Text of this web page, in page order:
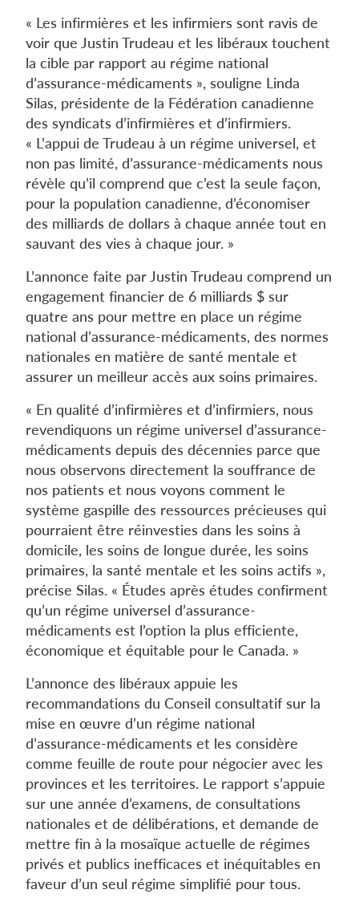
« Les infirmières et les infirmiers sont ravis de
voir que Justin Trudeau et les libéraux touchent
la cible par rapport au régime national
d’assurance-médicaments », souligne Linda
Silas, présidente de la Fédération canadienne
des syndicats d’infirmières et d’infirmiers.
« L’appui de Trudeau à un régime universel, et
non pas limité, d’assurance-médicaments nous
révèle qu’il comprend que c’est la seule façon,
pour la population canadienne, d’économiser
des milliards de dollars à chaque année tout en
sauvant des vies à chaque jour. »
L’annonce faite par Justin Trudeau comprend un
engagement financier de 6 milliards $ sur
quatre ans pour mettre en place un régime
national d’assurance-médicaments, des normes
nationales en matière de santé mentale et
assurer un meilleur accès aux soins primaires.
« En qualité d’infirmières et d’infirmiers, nous
revendiquons un régime universel d’assurance-
médicaments depuis des décennies parce que
nous observons directement la souffrance de
nos patients et nous voyons comment le
système gaspille des ressources précieuses qui
pourraient être réinvesties dans les soins à
domicile, les soins de longue durée, les soins
primaires, la santé mentale et les soins actifs »,
précise Silas. « Études après études confirment
qu’un régime universel d’assurance-
médicaments est l’option la plus efficiente,
économique et équitable pour le Canada. »
L’annonce des libéraux appuie les
recommandations du Conseil consultatif sur la
mise en œuvre d’un régime national
d’assurance-médicaments et les considère
comme feuille de route pour négocier avec les
provinces et les territoires. Le rapport s’appuie
sur une année d’examens, de consultations
nationales et de délibérations, et demande de
mettre fin à la mosaïque actuelle de régimes
privés et publics inefficaces et inéquitables en
faveur d’un seul régime simplifié pour tous.